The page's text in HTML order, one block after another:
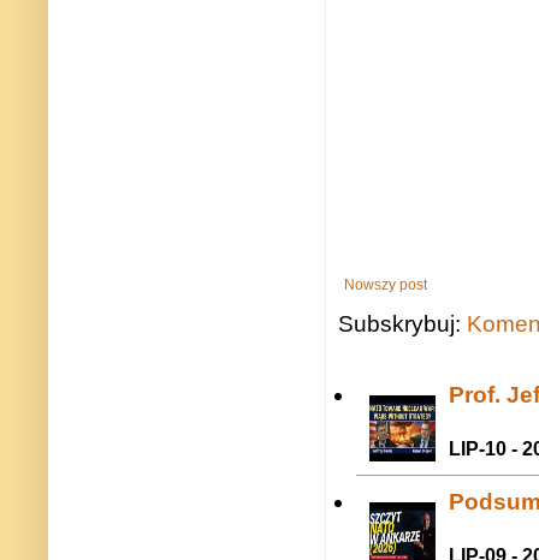
Nowszy post
Subskrybuj:
Prof.
LIP-10 -
LIP-09 -